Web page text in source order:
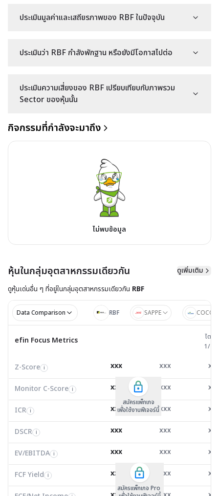
ประเมินมูลค่าและเสถียรภาพของ RBF ในปัจจุบัน
ประเมินว่า RBF กำลังพักฐาน หรือยังมีโอกาสไปต่อ
ประเมินความเสี่ยงของ RBF เปรียบเทียบกับภาพรวม
Sector ของหุ้นนั้น
กิจกรรมที่กำลังจะมาถึง
ไม่พบข้อมูล
หุ้นในกลุ่มอุตสาหกรรมเดียวกัน
ดูเพิ่มเติม
ดูหุ้นเด่นอื่น ๆ ที่อยู่ในกลุ่มอุตสาหกรรมเดียวกัน RBF
Data Comparison RBF SAPPE
efin Focus Metrics ไตรมาส
Z-Score i 7.61 7.37
Monitor C-Score
0.00 0.00
ICR i 53.12 445.91
DSCR
EV/EBITDA
10.32 8.61
FCF Yield i 12.61 0.00
FCF/Net Income
2.26 0.00
-0.58 -0.45
efin Focus Metrics
ไตรม
1/
Z-Score i
Monitor C-Score i
ICR i
DSCR i
สมัครแพ็คเกจ B
เพื่อใช้งานฟีเจอร์นี้
EV/EBITDA
FCF Yield i
FCF/Net Income
Net Debt/EBITDA
ROIC i
สมัครแพ็คเกจ B
เพื่อใช้งานฟีเจอร์นี้
Z-Score i xxx xxx
Monitor C-Score i xxx xxx
ICR i xxx xxx
DSCR i xxx xxx
สมัครแพ็กเกจ
เพื่อใช้งานฟีเจอร์นี้
EV/EBITDA i xxx xxx
FCF Yield i xxx xxx
สมัครแพ็กเกจ Pro